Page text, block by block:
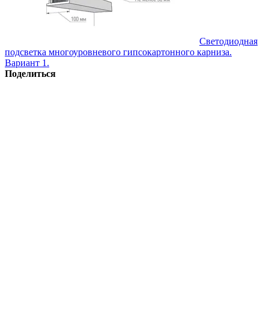
Светодиодная
подсветка многоуровневого гипсокартонного карниза.
Вариант 1.
Поделиться